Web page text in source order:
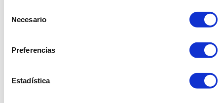
Necesario
Preferencias
Estadística